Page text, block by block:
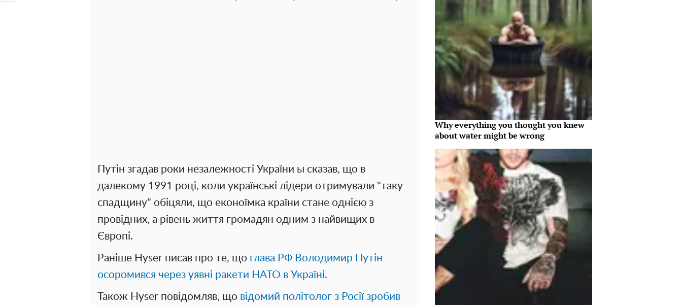
Путін згадав роки незалежності України ы сказав, що в
далекому 1991 році, коли українські лідери отримували "таку
спадщину" обіцяли, що еконоїмка країни стане однією з
провідних, а рівень життя громадян одним з найвищих в
Європі.
Раніше Hyser писав про те, що глава РФ Володимир Путін
осоромився через уявні ракети НАТО в Україні.
Також Hyser повідомляв, що відомий політолог з Росії зробив
Why everything you thought you knew
about water might be wrong